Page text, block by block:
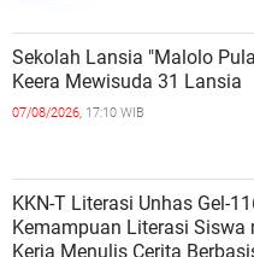
Sekolah Lansia "Malolo
Keera Mewisuda 31 Lansia
07/08/2026, 17:10 WIB
KKN-T Literasi Unhas Gel-
Kemampuan Literasi Siswa
Kerja Menulis Cerita